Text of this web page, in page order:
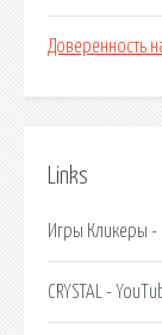
Доверенность
Links
Игры Кликеры -
CRYSTAL -